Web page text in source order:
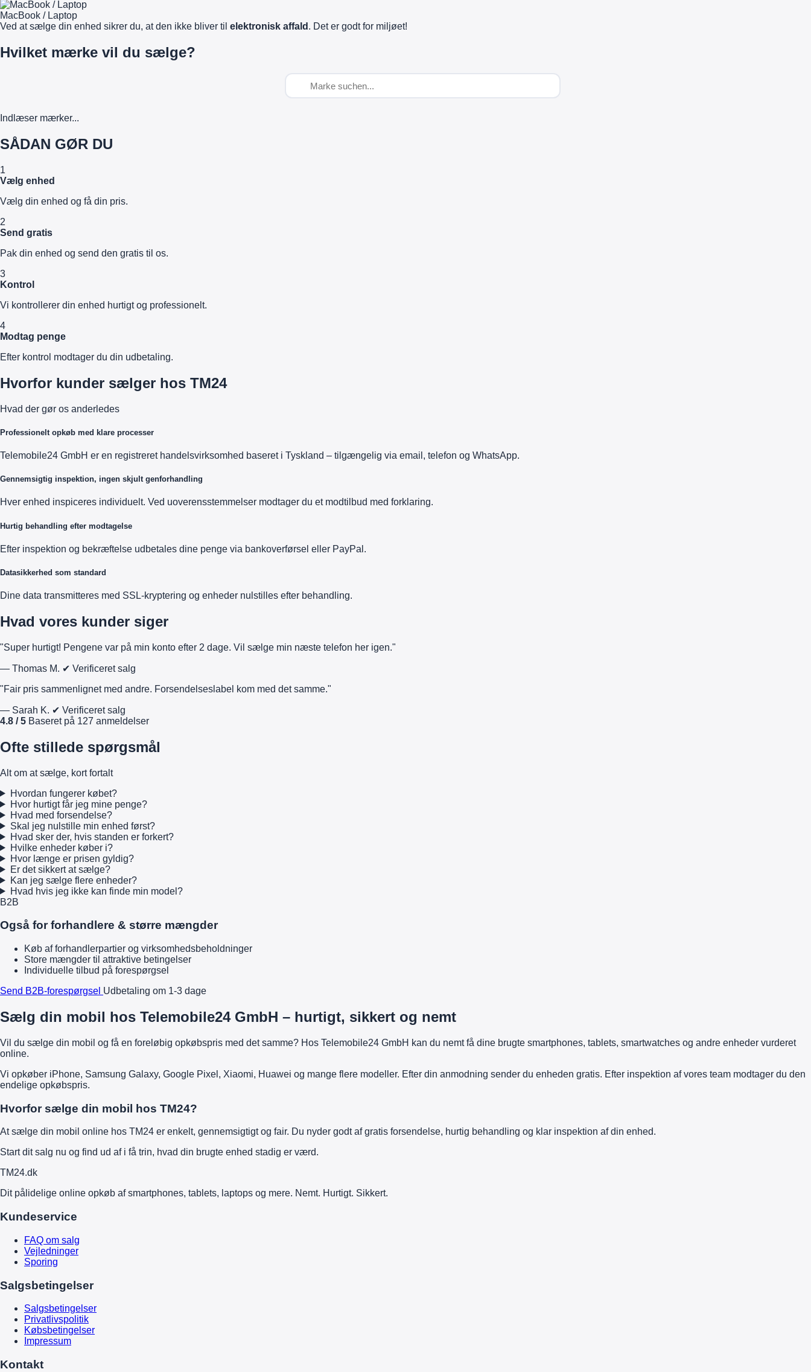
MacBook / Laptop
Ved at sælge din enhed sikrer du, at den ikke bliver til elektronisk affald . Det er godt for miljøet!
Hvilket mærke vil du sælge?
Indlæser mærker...
SÅDAN GØR DU
1
Vælg enhed
Vælg din enhed og få din pris.
2
Send gratis
Pak din enhed og send den gratis til os.
3
Kontrol
Vi kontrollerer din enhed hurtigt og professionelt.
4
Modtag penge
Efter kontrol modtager du din udbetaling.
Hvorfor kunder sælger hos TM24
Hvad der gør os anderledes
Professionelt opkøb med klare processer
Telemobile24 GmbH er en registreret handelsvirksomhed baseret i Tyskland – tilgængelig via email, telefon og WhatsApp.
Gennemsigtig inspektion, ingen skjult genforhandling
Hver enhed inspiceres individuelt. Ved uoverensstemmelser modtager du et modtilbud med forklaring.
Hurtig behandling efter modtagelse
Efter inspektion og bekræftelse udbetales dine penge via bankoverførsel eller PayPal.
Datasikkerhed som standard
Dine data transmitteres med SSL-kryptering og enheder nulstilles efter behandling.
Hvad vores kunder siger
"Super hurtigt! Pengene var på min konto efter 2 dage. Vil sælge min næste telefon her igen."
— Thomas M. ✔ Verificeret salg
"Fair pris sammenlignet med andre. Forsendelseslabel kom med det samme."
— Sarah K. ✔ Verificeret salg
4.8 / 5 Baseret på 127 anmeldelser
Ofte stillede spørgsmål
Alt om at sælge, kort fortalt
Hvordan fungerer købet?
Hvor hurtigt får jeg mine penge?
Hvad med forsendelse?
Skal jeg nulstille min enhed først?
Hvad sker der, hvis standen er forkert?
Hvilke enheder køber i?
Hvor længe er prisen gyldig?
Er det sikkert at sælge?
Kan jeg sælge flere enheder?
Hvad hvis jeg ikke kan finde min model?
B2B
Også for forhandlere & større mængder
Køb af forhandlerpartier og virksomhedsbeholdninger
Store mængder til attraktive betingelser
Individuelle tilbud på forespørgsel
Send B2B-forespørgsel Udbetaling om 1-3 dage
Sælg din mobil hos Telemobile24 GmbH – hurtigt, sikkert og nemt
Vil du sælge din mobil og få en foreløbig opkøbspris med det samme? Hos Telemobile24 GmbH kan du nemt få dine brugte smartphones, tablets, smartwatches og andre enheder vurderet
online.
Vi opkøber iPhone, Samsung Galaxy, Google Pixel, Xiaomi, Huawei og mange flere modeller. Efter din anmodning sender du enheden gratis. Efter inspektion af vores team modtager du den
endelige opkøbspris.
Hvorfor sælge din mobil hos TM24?
At sælge din mobil online hos TM24 er enkelt, gennemsigtigt og fair. Du nyder godt af gratis forsendelse, hurtig behandling og klar inspektion af din enhed.
Start dit salg nu og find ud af i få trin, hvad din brugte enhed stadig er værd.
TM24.dk
Dit pålidelige online opkøb af smartphones, tablets, laptops og mere. Nemt. Hurtigt. Sikkert.
Kundeservice
FAQ om salg
Vejledninger
Sporing
Salgsbetingelser
Salgsbetingelser
Privatlivspolitik
Købsbetingelser
Impressum
Kontakt